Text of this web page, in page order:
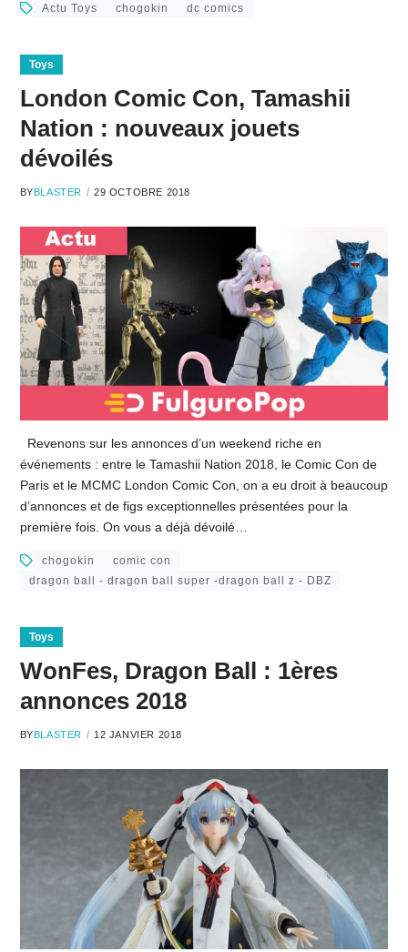
Actu Toys chogokin dc comics
Toys
London Comic Con, Tamashii
Nation : nouveaux jouets
dévoilés
BYBLASTER 29 OCTOBRE 2018
Revenons sur les annonces d’un weekend riche en
événements : entre le Tamashii Nation 2018, le Comic Con de
Paris et le MCMC London Comic Con, on a eu droit à beaucoup
d’annonces et de figs exceptionnelles présentées pour la
première fois. On vous a déjà dévoilé…
chogokin
comic con
dragon ball - dragon ball super -dragon ball z - DBZ
Toys
WonFes, Dragon Ball : 1ères
annonces 2018
BYBLASTER 12 JANVIER 2018